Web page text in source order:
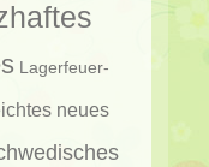
Lagerfeuer-
neues